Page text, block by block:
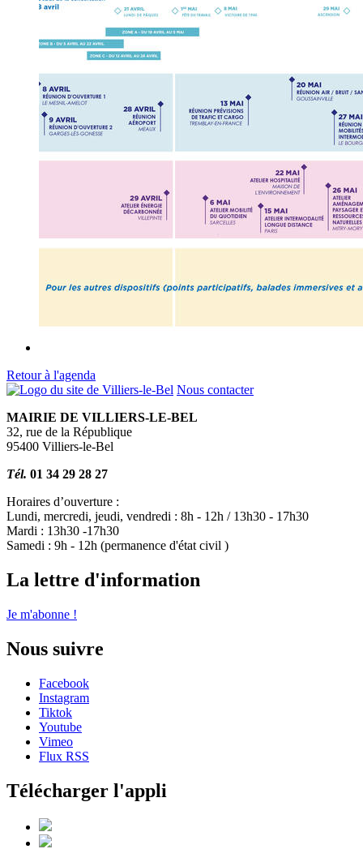
Retour à l'agenda
Nous contacter
MAIRIE DE VILLIERS-LE-BEL
32, rue de la République
95400 Villiers-le-Bel
Tél. 01 34 29 28 27
Horaires d’ouverture :
Lundi, mercredi, jeudi, vendredi : 8h - 12h / 13h30 - 17h30
Mardi : 13h30 -17h30
Samedi : 9h - 12h (permanence d'état civil )
La lettre d'information
Je m'abonne !
Nous suivre
Facebook
Instagram
Tiktok
Youtube
Vimeo
Flux RSS
Télécharger l'appli